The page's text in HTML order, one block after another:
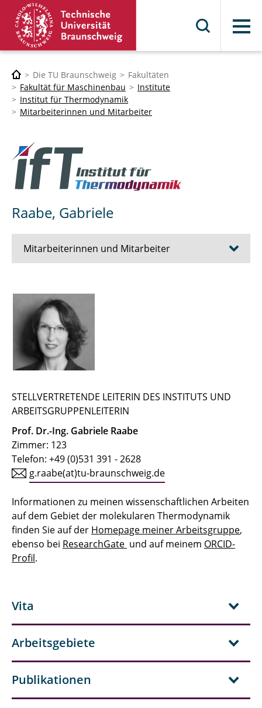
Menü
Die TU Braunschweig
Fakultäten
Fakultät für Maschinenbau
Institute
Institut für Thermodynamik
Mitarbeiterinnen und Mitarbeiter
Raabe, Gabriele
Mitarbeiterinnen und Mitarbeiter
← zurück zur Mitarbeiterübersicht
Buchholz, Martin
Buhlmann, Jaron
Busch, Alexander
Geva, Linda
Heinke, Steffen
Hellmuth, Jan Friedrich
Herrmann, Ralf
Hielscher, Jonas
Kelsch, Anna-Lina
Köhler, Jürgen
Koller, Thomas
STELLVERTRETENDE LEITERIN DES INSTITUTS UND
ARBEITSGRUPPENLEITERIN
Prof. Dr.-Ing. Gabriele Raabe
Zimmer: 123
Telefon: +49 (0)531 391 - 2628
g.raabe(at)tu-braunschweig.de
Informationen zu meinen wissenschaftlichen Arbeiten
auf dem Gebiet der molekularen Thermodynamik
finden Sie auf der Homepage meiner Arbeitsgruppe,
ebenso bei ResearchGate und auf meinem ORCID-
Profil.
Vita
Arbeitsgebiete
Publikationen